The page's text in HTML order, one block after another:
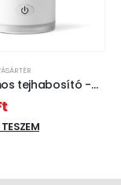
tejhabosító -
- 600 W - fehér